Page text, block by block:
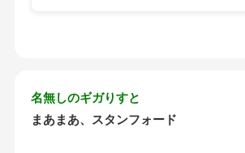
名無しのギガりすと
まあまあ、スタンフォード